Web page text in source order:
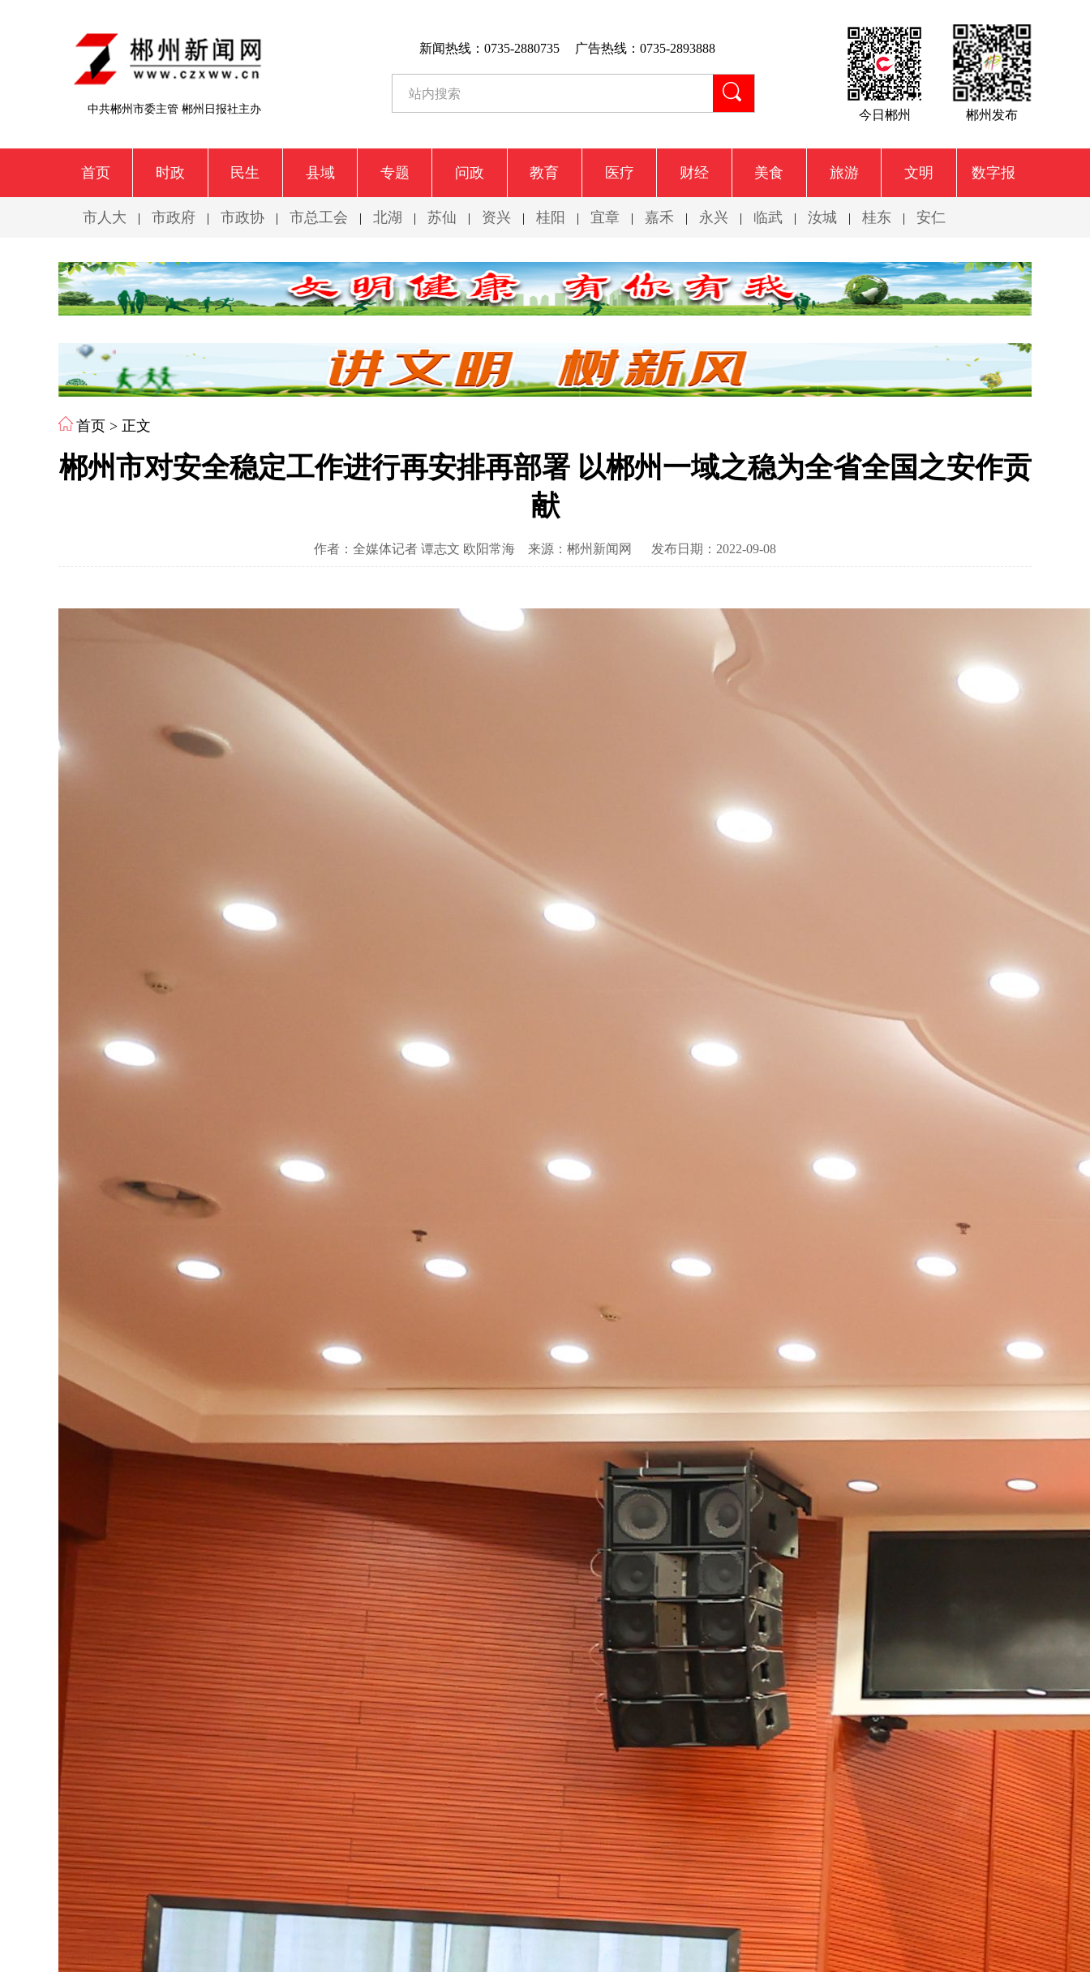
中共郴州市委主管 郴州日报社主办
新闻热线：0735-2880735 广告热线：0735-2893888
今日郴州 郴州发布
首页 时政 民生 县域 专题 问政 教育 医疗 财经 美食 旅游 文明 数字报
市人大 | 市政府 | 市政协 | 市总工会 | 北湖 | 苏仙 | 资兴 | 桂阳 | 宜章 | 嘉禾 | 永兴 | 临武 | 汝城 | 桂东 | 安仁
首页 > 正文
郴州市对安全稳定工作进行再安排再部署 以郴州一域之稳为全省全国之安作贡
献
作者：全媒体记者 谭志文 欧阳常海 来源：郴州新闻网 发布日期：2022-09-08